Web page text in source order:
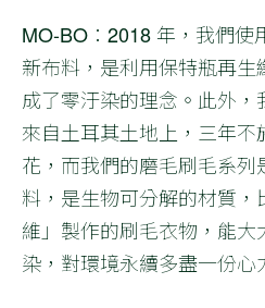
MO-BO ：2018 年，我們
新布料，是利用保特瓶再
成了零汙染的理念。此外
來自土耳其土地上，三年
花，而我們的磨毛刷毛系
料，是生物可分解的材質
維」製作的刷毛衣物，能
染，對環境永續多盡一份心